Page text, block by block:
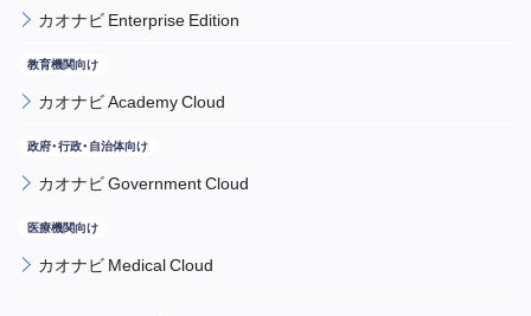
カオナビ Enterprise Edition
カオナビ Academy Cloud
カオナビ Government Cloud
カオナビ Medical Cloud